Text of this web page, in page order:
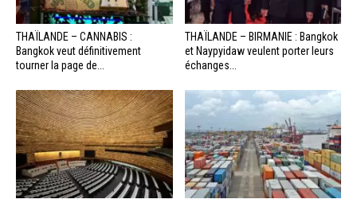
THAÏLANDE – CANNABIS :
Bangkok veut définitivement
tourner la page de...
THAÏLANDE – BIRMANIE : Bangkok
et Naypyidaw veulent porter leurs
échanges...